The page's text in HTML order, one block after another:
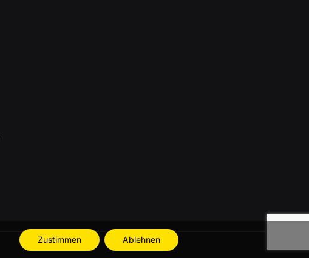
Zustimmen Ablehnen